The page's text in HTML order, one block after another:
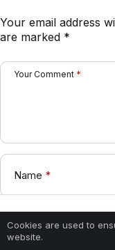
Your email address
are marked *
Your Comment *
Name *
E-Mail *
Cookies are used to
website.
Home